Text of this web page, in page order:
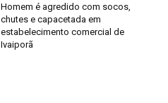
Homem é agredido com socos,
chutes e capacetada em
estabelecimento comercial de
Ivaiporã